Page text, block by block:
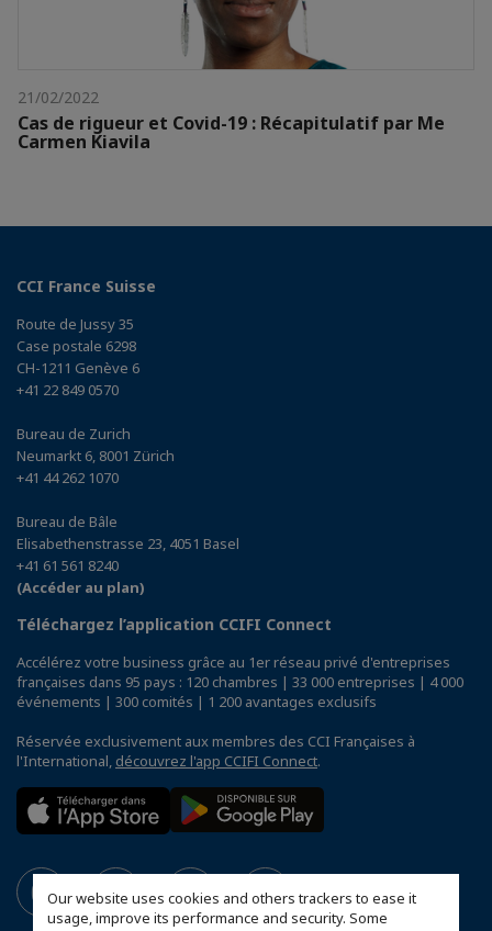
Our website uses cookies and others trackers to ease it
usage, improve its performance and security. Some
21/02/2022
Cas de rigueur et Covid-19 : Récapitulatif par Me
Carmen Kiavila
CCI France Suisse
Route de Jussy 35
Case postale 6298
CH-1211 Genève 6
+41 22 849 0570
Bureau de Zurich
Neumarkt 6, 8001 Zürich
+41 44 262 1070
Bureau de Bâle
Elisabethenstrasse 23, 4051 Basel
+41 61 561 8240
(Accéder au plan)
Téléchargez l’application CCIFI Connect
Accélérez votre business grâce au 1er réseau privé d'entreprises
françaises dans 95 pays : 120 chambres | 33 000 entreprises | 4 000
événements | 300 comités | 1 200 avantages exclusifs
Réservée exclusivement aux membres des CCI Françaises à
l'International, découvrez l'app CCIFI Connect.